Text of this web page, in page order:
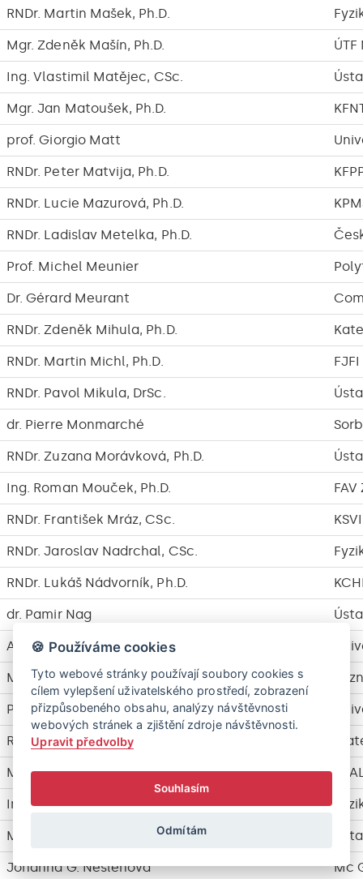
RNDr. Martin Mašek, Ph.D.
Mgr. Zdeněk Mašín, Ph.D. ÚTF
Ing. Vlastimil Matějec, CSc.
Mgr. Jan Matoušek, Ph.D.
prof. Giorgio Matt
RNDr. Peter Matvija, Ph.D.
RNDr. Lucie Mazurová, Ph.D.
RNDr. Ladislav Metelka, Ph.D.
Prof. Michel Meunier
Dr. Gérard Meurant
RNDr. Zdeněk Mihula, Ph.D.
RNDr. Martin Michl, Ph.D.
RNDr. Pavol Mikula, DrSc.
dr. Pierre Monmarché
RNDr. Zuzana Morávková, Ph.D.
Ing. Roman Mouček, Ph.D. FAV
RNDr. František Mráz, CSc.
RNDr. Jaroslav Nadrchal, CSc.
RNDr. Lukáš Nádvorník, Ph.D.
dr. Pamir Nag
Assoc. Prof. Dr. Artem Napov
Mgr. Jakub Náplava, Ph.D.
Prof. Dana Nau
RNDr. Šárka Nečasová, CSc
Mgr. Anna Nedoluzhko, Ph.D.
Ing. Jaroslav Nejdl, Ph.D.
Mgr. Roman Neruda, CSc.
Johanna G. Nešlehová Mc
🍪 Používáme cookies
Tyto webové stránky používají soubory cookies s
cílem vylepšení uživatelského prostředí, zobrazení
přizpůsobeného obsahu, analýzy návštěvnosti
webových stránek a zjištění zdroje návštěvnosti.
Upravit předvolby
Souhlasím
Odmítám